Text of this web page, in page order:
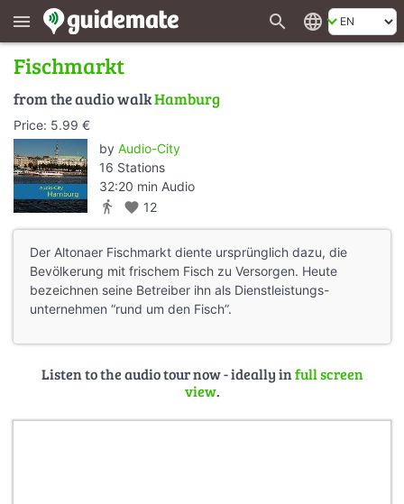
menu search language
Fischmarkt
from the audio walkHamburg
Price: 5.99 €
by Audio-City
16 Stations
32:20 min Audio
directions_walk favorite 12
Der Altonaer Fischmarkt diente ursprünglich dazu, die
Bevölkerung mit frischem Fisch zu Versorgen. Heute
bezeichnen seine Betreiber ihn als Dienstleistungs-
unternehmen “rund um den Fisch”.
Listen to the audio tour now - ideally infull screen
view.